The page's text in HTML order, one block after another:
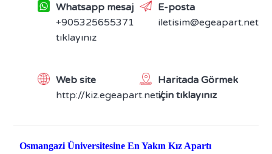
Whatsapp mesaj
+905325655371
tıklayınız
E-posta
iletisim@egeapart.net
Web site
http://kiz.egeapart.net/
Haritada Görmek
için tıklayınız
Osmangazi Üniversitesine En Yakın Kız Apartı